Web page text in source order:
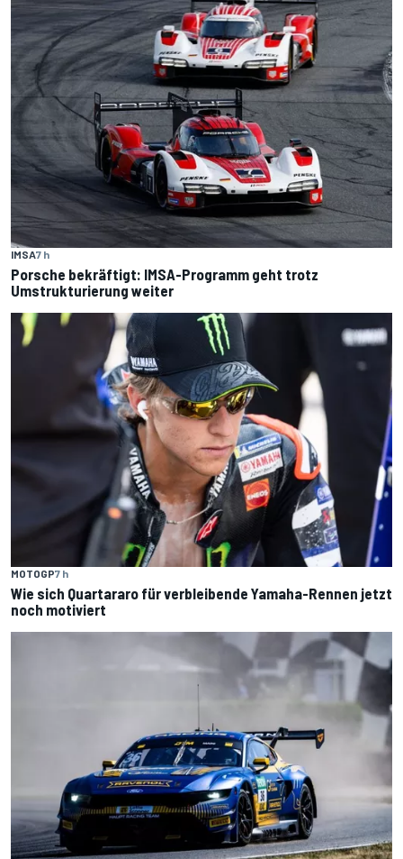
IMSA7 h
Porsche bekräftigt: IMSA-Programm geht trotz
Umstrukturierung weiter
MOTOGP7 h
Wie sich Quartararo für verbleibende Yamaha-Rennen jetzt
noch motiviert